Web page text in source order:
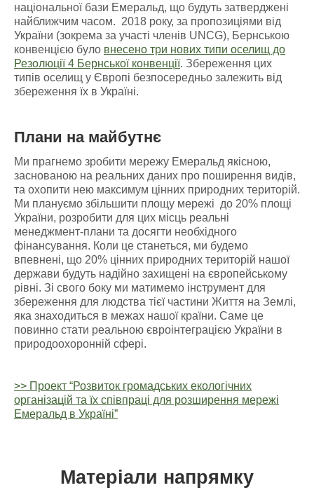
національної бази Емеральд, що будуть затверджені
найближчим часом. 2018 року, за пропозиціями від
України (зокрема за участі членів UNCG), Бернською
конвенцією було внесено три нових типи оселищ до
Резолюції 4 Бернської конвенції. Збереження цих
типів оселищ у Європі безпосередньо залежить від
збереження їх в Україні.
Плани на майбутнє
Ми прагнемо зробити мережу Емеральд якісною,
заснованою на реальних даних про поширення видів,
та охопити нею максимум цінних природних територій.
Ми плануємо збільшити площу мережі до 20% площі
України, розробити для цих місць реальні
менеджмент-плани та досягти необхідного
фінансування. Коли це станеться, ми будемо
впевнені, що 20% цінних природних територій нашої
держави будуть надійно захищені на європейському
рівні. Зі свого боку ми матимемо інструмент для
збереження для людства тієї частини Життя на Землі,
яка знаходиться в межах нашої країни. Саме це
повинно стати реальною євроінтеграцією України в
природоохоронній сфері.
>> Проект “Розвиток громадських екологічних
організацій та їх співпраці для розширення мережі
Емеральд в Україні”
Матеріали напрямку